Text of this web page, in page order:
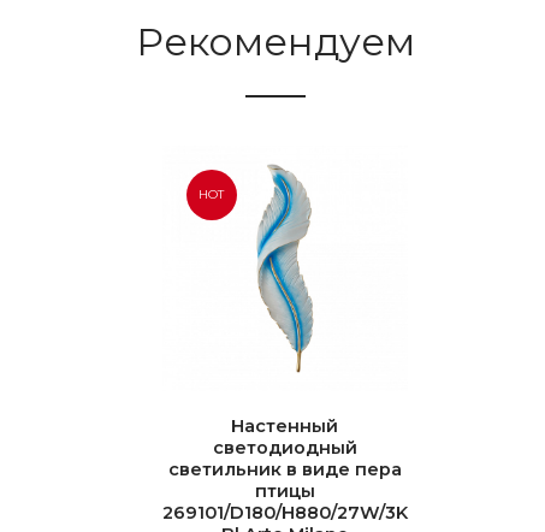
Рекомендуем
HOT
Настенный
светодиодный
светильник в виде пера
птицы
269101/D180/H880/27W/3K